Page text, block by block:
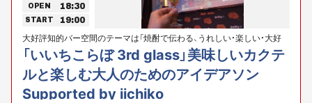
OPEN 18:30
START 19:00
大好評知的バー空間のテーマは「焼酎で伝わる、うれしい・楽しい・大好
き」！！サンフランシスコ発！美味しいカクテルと楽しむ大人のためのアイ
デアソンが渋谷にカムバック！
「いいちこらぼ 3rd glass」美味しいカクテ
ルと楽しむ大人のためのアイデアソン
Supported by iichiko